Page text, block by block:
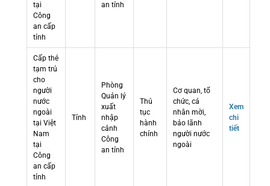
tại
Công
an cấp
tỉnh
an tỉnh
Cấp thẻ
tạm trú
cho
người
nước
ngoài
tại Việt
Nam
tại
Công
an cấp
tỉnh
Tỉnh
Phòng
Quản lý
xuất
nhập
cảnh
Công
an tỉnh
Thủ
tục
hành
chính
Cơ quan, tổ
chức, cá
nhân mời,
bảo lãnh
người nước
ngoài
Xem
chi
tiết